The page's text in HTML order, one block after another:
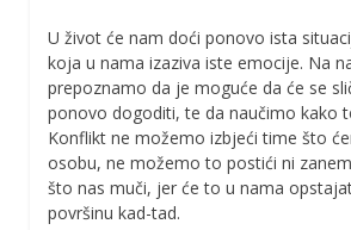
U život će nam doći ponovo ista
koja u nama izaziva iste emocije. Na
prepoznamo da je moguće da će se
ponovo dogoditi, te da naučimo kako
Konflikt ne možemo izbjeći time što
osobu, ne možemo to postići ni
što nas muči, jer će to u nama
površinu kad-tad.